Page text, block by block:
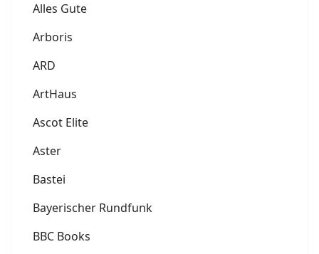
Alles Gute
Arboris
ARD
ArtHaus
Ascot Elite
Aster
Bastei
Bayerischer Rundfunk
BBC Books